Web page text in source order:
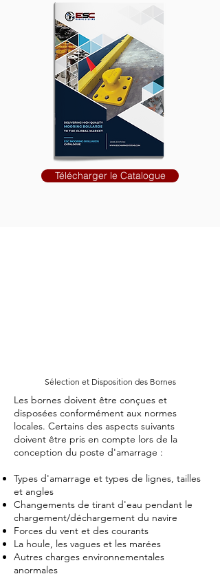
Télécharger le Catalogue
Sélection et Disposition des Bornes
Les bornes doivent être conçues et
disposées conformément aux normes
locales. Certains des aspects suivants
doivent être pris en compte lors de la
conception du poste d'amarrage :
Types d'amarrage et types de lignes, tailles
et angles
Changements de tirant d'eau pendant le
chargement/déchargement du navire
Forces du vent et des courants
La houle, les vagues et les marées
Autres charges environnementales
anormales